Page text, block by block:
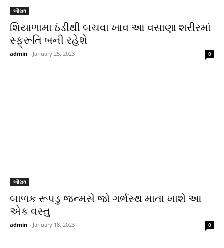
ઔસધ
શિયાળામા ઠંડીથી બચવા ખાવ આ વસાણા શરીરમાં
સ્ફ્રૂતિ બની રહેશે
admin - January 25, 2023 0
ઔસધ
બાળક રૂપડુ જન્મસે જો ગર્ભસ્થ માતા ખાશે આ
એક વસ્તુ
admin - January 18, 2023 0